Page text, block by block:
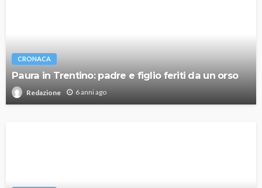
CRONACA
Paura in Trentino: padre e figlio feriti da un orso
Redazione 6 anni ago